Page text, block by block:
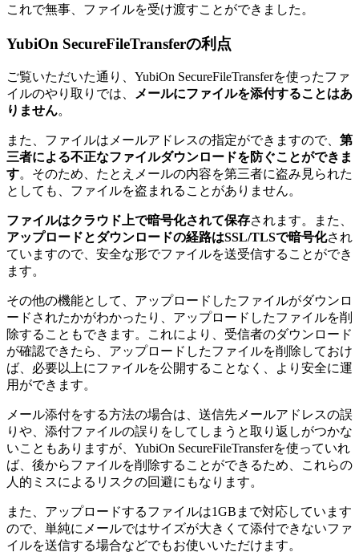
これで無事、ファイルを受け渡すことができました。
YubiOn SecureFileTransferの利点
ご覧いただいた通り、YubiOn SecureFileTransferを使ったファ
イルのやり取りでは、
メールにファイルを添付することはあ
りません。
また、ファイルはメールアドレスの指定ができますので、 第
三者による不正なファイルダウンロードを防ぐことができま
す。そのため、たとえメールの内容を第三者に盗み見られた
としても、ファイルを盗まれることがありません。
ファイルはクラウド上で暗号化されて保存されます。また、
アップロードとダウンロードの経路はSSL/TLSで暗号化され
ていますので、安全な形でファイルを送受信することができ
ます。
その他の機能として、アップロードしたファイルがダウンロ
ードされたかがわかったり、アップロードしたファイルを削
除することもできます。これにより、受信者のダウンロード
が確認できたら、アップロードしたファイルを削除しておけ
ば、必要以上にファイルを公開することなく、より安全に運
用ができます。
メール添付をする方法の場合は、送信先メールアドレスの誤
りや、添付ファイルの誤りをしてしまうと取り返しがつかな
いこともありますが、YubiOn SecureFileTransferを使っていれ
ば、後からファイルを削除することができるため、これらの
人的ミスによるリスクの回避にもなります。
また、アップロードするファイルは1GBまで対応しています
ので、単純にメールではサイズが大きくて添付できないファ
イルを送信する場合などでもお使いいただけます。